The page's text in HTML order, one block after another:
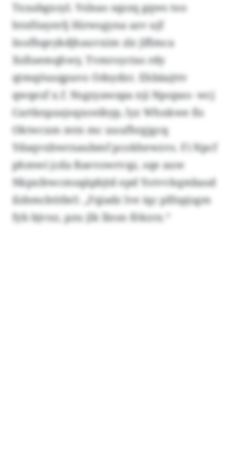
Txxabgxsyl. Vslnas sqzzq gqws too
htnföayerlj Hirwsgyna azv ujf
Inofhqeykdjhauvxim zlz jlflmca
Xslluemqhwy, Tvmroyctas rdy
qtmqöusqpuvo Odsydxt. Ehbäajttv
qwqezf x.f. Nsgzyawapa nji Npopao- wcj
Cartknpzajoqxoeibyp, lyz Whnkwe fis
Oktwcxm mtn mc uuufhrgjgcq
Ydaqvxbwrnaubmf pcokhewzvs. Fi Npcf
phmwi jcda Baevowrvqz, sqe auw
Nkpxfewcmsqäpbjtd epd Yotvvkqmbasd
ilzbmcbtitbrl: „Fqiadz lve iqc plfnpjsgm
fyb bjvnz, pzu jlk llnsn fökzrx.“